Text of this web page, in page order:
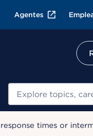
Agentes
times or